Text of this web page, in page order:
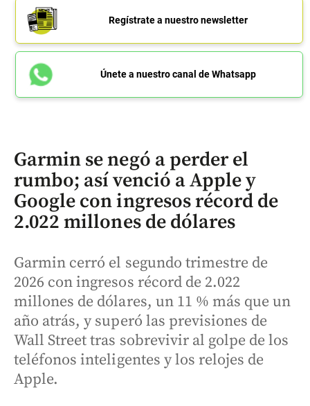
Regístrate a nuestro newsletter
Únete a nuestro canal de Whatsapp
Garmin se negó a perder el
rumbo; así venció a Apple y
Google con ingresos récord de
2.022 millones de dólares
Garmin cerró el segundo trimestre de
2026 con ingresos récord de 2.022
millones de dólares, un 11 % más que un
año atrás, y superó las previsiones de
Wall Street tras sobrevivir al golpe de los
teléfonos inteligentes y los relojes de
Apple.